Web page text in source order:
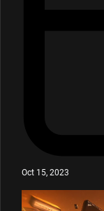
Oct 15, 2023